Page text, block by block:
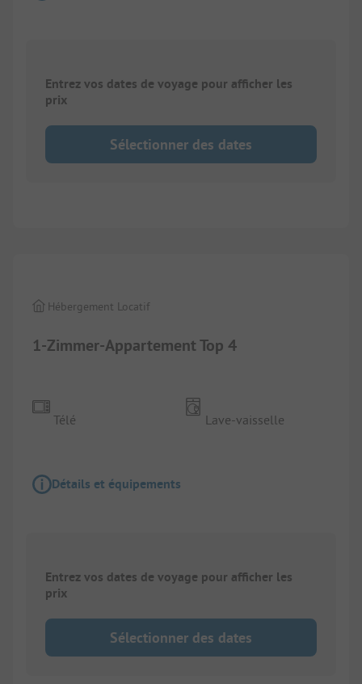
Entrez vos dates de voyage pour afficher les
prix
Sélectionner des dates
1-Zimmer-Appartement Top 4
Hébergement Locatif
Télé Lave-vaisselle
Détails et équipements
Entrez vos dates de voyage pour afficher les
prix
Sélectionner des dates